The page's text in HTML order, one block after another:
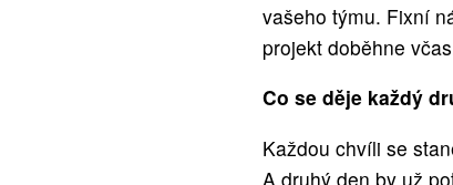
vašeho týmu. Fixní
projekt doběhne
Co se děje každý
Každou chvíli se
A druhý den by už